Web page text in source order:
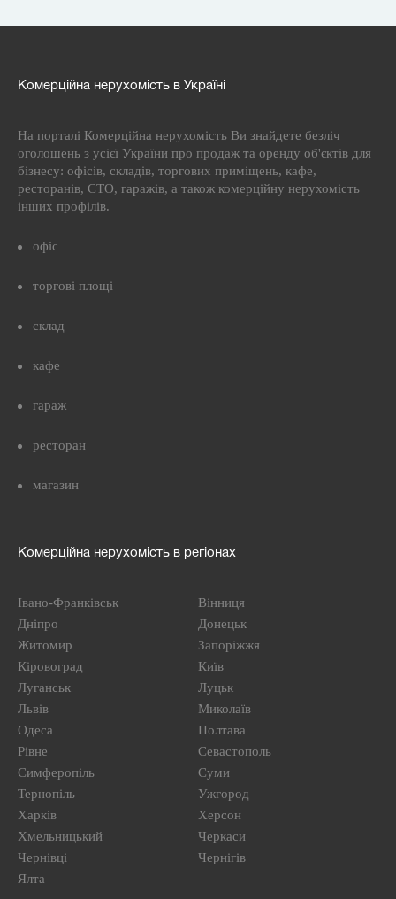
Комерційна нерухомість в Україні
На порталі Комерційна нерухомість Ви знайдете безліч
оголошень з усієї України про продаж та оренду об'єктів для
бізнесу: офісів, складів, торгових приміщень, кафе,
ресторанів, СТО, гаражів, а також комерційну нерухомість
інших профілів.
офіс
торгові площі
склад
кафе
гараж
ресторан
магазин
Комерційна нерухомість в регіонах
Івано-Франківськ
Вінниця
Дніпро
Донецьк
Житомир
Запоріжжя
Кіровоград
Київ
Луганськ
Луцьк
Львів
Миколаїв
Одеса
Полтава
Рівне
Севастополь
Симферопіль
Суми
Тернопіль
Ужгород
Харків
Херсон
Хмельницький
Черкаси
Чернівці
Чернігів
Ялта